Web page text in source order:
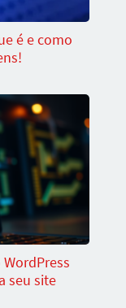
é e como
seu site